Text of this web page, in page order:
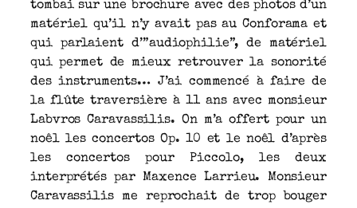
tombai sur une brochure avec des photos d’un
matériel qu’il n’y avait pas au Conforama et
qui parlaient d’”audiophilie”, de matériel
qui permet de mieux retrouver la sonorité
des instruments… J’ai commencé à faire de
la flûte traversière à 11 ans avec monsieur
Labvros Caravassilis. On m’a offert pour un
noêl les concertos Op. 10 et le noêl d’après
les concertos pour Piccolo, les deux
interprétés par Maxence Larrieu. Monsieur
Caravassilis me reprochait de trop bouger